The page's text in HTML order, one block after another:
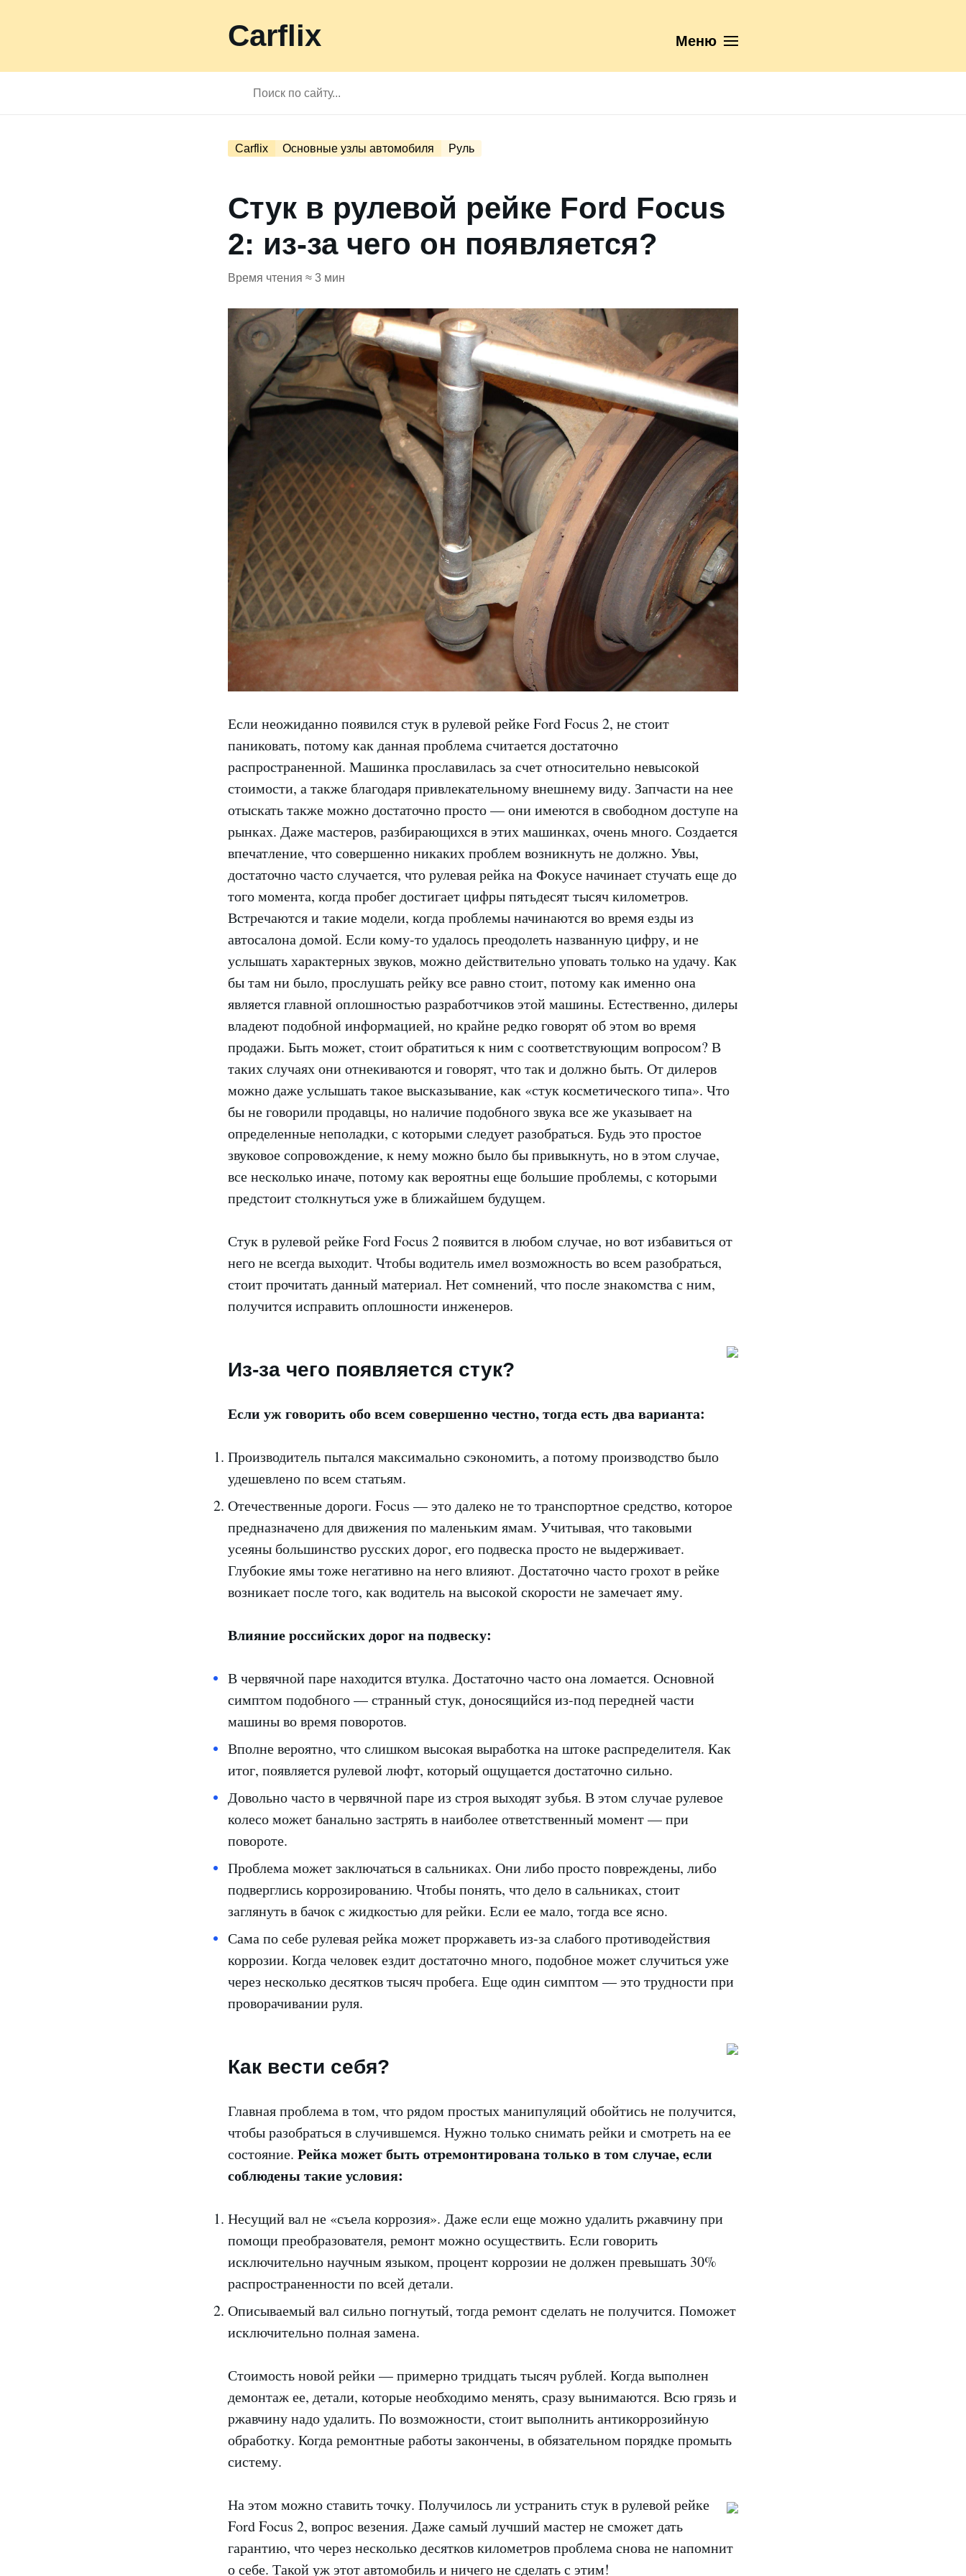
Carflix Меню
Carflix Основные узлы автомобиля Руль
Стук в рулевой рейке Ford Focus
2: из-за чего он появляется?
Время чтения ≈ 3 мин
Если неожиданно появился стук в рулевой рейке Ford Focus 2, не стоит
паниковать, потому как данная проблема считается достаточно
распространенной. Машинка прославилась за счет относительно невысокой
стоимости, а также благодаря привлекательному внешнему виду. Запчасти на нее
отыскать также можно достаточно просто — они имеются в свободном доступе на
рынках. Даже мастеров, разбирающихся в этих машинках, очень много. Создается
впечатление, что совершенно никаких проблем возникнуть не должно. Увы,
достаточно часто случается, что рулевая рейка на Фокусе начинает стучать еще до
того момента, когда пробег достигает цифры пятьдесят тысяч километров.
Встречаются и такие модели, когда проблемы начинаются во время езды из
автосалона домой. Если кому-то удалось преодолеть названную цифру, и не
услышать характерных звуков, можно действительно уповать только на удачу. Как
бы там ни было, прослушать рейку все равно стоит, потому как именно она
является главной оплошностью разработчиков этой машины. Естественно, дилеры
владеют подобной информацией, но крайне редко говорят об этом во время
продажи. Быть может, стоит обратиться к ним с соответствующим вопросом? В
таких случаях они отнекиваются и говорят, что так и должно быть. От дилеров
можно даже услышать такое высказывание, как «стук косметического типа». Что
бы не говорили продавцы, но наличие подобного звука все же указывает на
определенные неполадки, с которыми следует разобраться. Будь это простое
звуковое сопровождение, к нему можно было бы привыкнуть, но в этом случае,
все несколько иначе, потому как вероятны еще большие проблемы, с которыми
предстоит столкнуться уже в ближайшем будущем.
Стук в рулевой рейке Ford Focus 2 появится в любом случае, но вот избавиться от
него не всегда выходит. Чтобы водитель имел возможность во всем разобраться,
стоит прочитать данный материал. Нет сомнений, что после знакомства с ним,
получится исправить оплошности инженеров.
Из-за чего появляется стук?
Если уж говорить обо всем совершенно честно, тогда есть два варианта:
Производитель пытался максимально сэкономить, а потому производство было
удешевлено по всем статьям.
Отечественные дороги. Focus — это далеко не то транспортное средство, которое
предназначено для движения по маленьким ямам. Учитывая, что таковыми
усеяны большинство русских дорог, его подвеска просто не выдерживает.
Глубокие ямы тоже негативно на него влияют. Достаточно часто грохот в рейке
возникает после того, как водитель на высокой скорости не замечает яму.
Влияние российских дорог на подвеску:
В червячной паре находится втулка. Достаточно часто она ломается. Основной
симптом подобного — странный стук, доносящийся из-под передней части
машины во время поворотов.
Вполне вероятно, что слишком высокая выработка на штоке распределителя. Как
итог, появляется рулевой люфт, который ощущается достаточно сильно.
Довольно часто в червячной паре из строя выходят зубья. В этом случае рулевое
колесо может банально застрять в наиболее ответственный момент — при
повороте.
Проблема может заключаться в сальниках. Они либо просто повреждены, либо
подверглись коррозированию. Чтобы понять, что дело в сальниках, стоит
заглянуть в бачок с жидкостью для рейки. Если ее мало, тогда все ясно.
Сама по себе рулевая рейка может проржаветь из-за слабого противодействия
коррозии. Когда человек ездит достаточно много, подобное может случиться уже
через несколько десятков тысяч пробега. Еще один симптом — это трудности при
проворачивании руля.
Как вести себя?
Главная проблема в том, что рядом простых манипуляций обойтись не получится,
чтобы разобраться в случившемся. Нужно только снимать рейки и смотреть на ее
состояние. Рейка может быть отремонтирована только в том случае, если
соблюдены такие условия:
Несущий вал не «съела коррозия». Даже если еще можно удалить ржавчину при
помощи преобразователя, ремонт можно осуществить. Если говорить
исключительно научным языком, процент коррозии не должен превышать 30%
распространенности по всей детали.
Описываемый вал сильно погнутый, тогда ремонт сделать не получится. Поможет
исключительно полная замена.
Стоимость новой рейки — примерно тридцать тысяч рублей. Когда выполнен
демонтаж ее, детали, которые необходимо менять, сразу вынимаются. Всю грязь и
ржавчину надо удалить. По возможности, стоит выполнить антикоррозийную
обработку. Когда ремонтные работы закончены, в обязательном порядке промыть
систему.
На этом можно ставить точку. Получилось ли устранить стук в рулевой рейке
Ford Focus 2, вопрос везения. Даже самый лучший мастер не сможет дать
гарантию, что через несколько десятков километров проблема снова не напомнит
о себе. Такой уж этот автомобиль и ничего не сделать с этим!